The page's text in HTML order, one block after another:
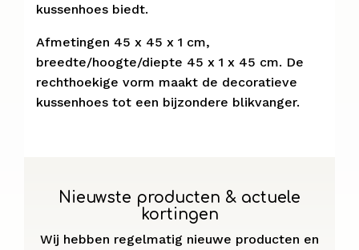
kussenhoes biedt.
Afmetingen 45 x 45 x 1 cm,
breedte/hoogte/diepte 45 x 1 x 45 cm. De
rechthoekige vorm maakt de decoratieve
kussenhoes tot een bijzondere blikvanger.
Nieuwste producten & actuele
kortingen
Wij hebben regelmatig nieuwe producten en